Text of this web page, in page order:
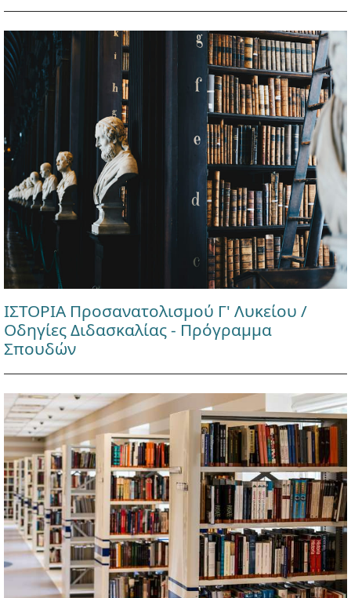
ΙΣΤΟΡΙΑ Προσανατολισμού Γ' Λυκείου /
Οδηγίες Διδασκαλίας - Πρόγραμμα
Σπουδών